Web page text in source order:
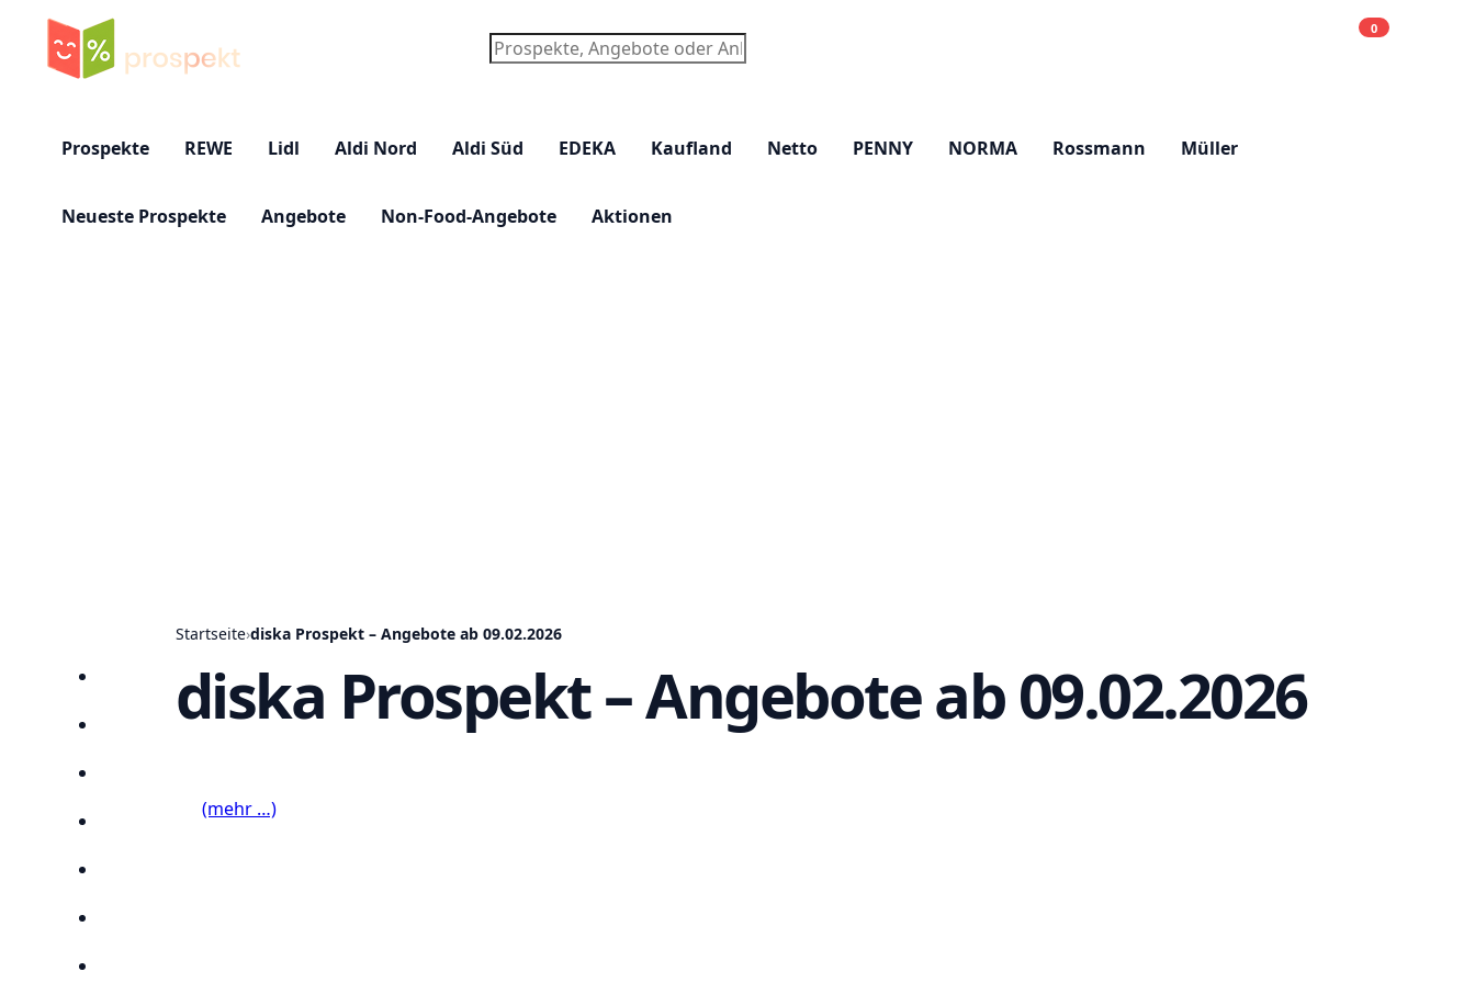
Suchen
0
Prospekte REWE Lidl Aldi Nord Aldi Süd EDEKA Kaufland Netto PENNY NORMA Rossmann Müller
Neueste Prospekte Angebote Non-Food-Angebote Aktionen
Startseite
Startseite›diska Prospekt – Angebote ab 09.02.2026
diska Prospekt – Angebote ab 09.02.2026
(mehr …)